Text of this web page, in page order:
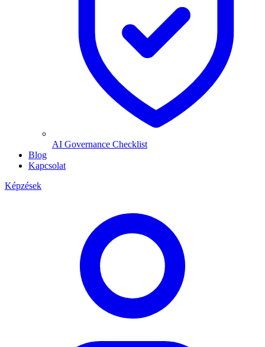
AI Governance Checklist
Blog
Kapcsolat
Képzések